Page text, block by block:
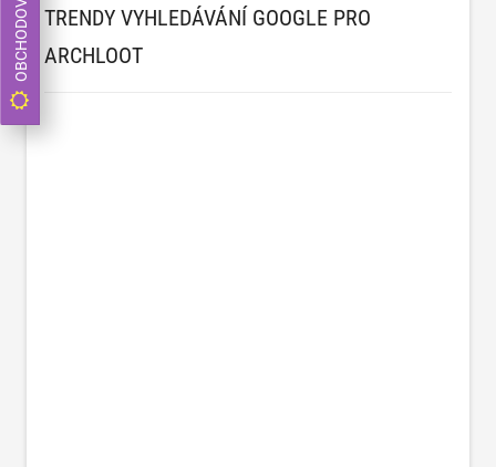
TRENDY VYHLEDÁVÁNÍ GOOGLE PRO
ARCHLOOT